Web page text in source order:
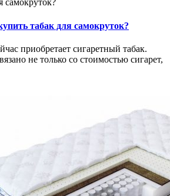
самокруток?
табак для самокруток?
приобретает сигаретный табак.
не только со стоимостью сигарет,